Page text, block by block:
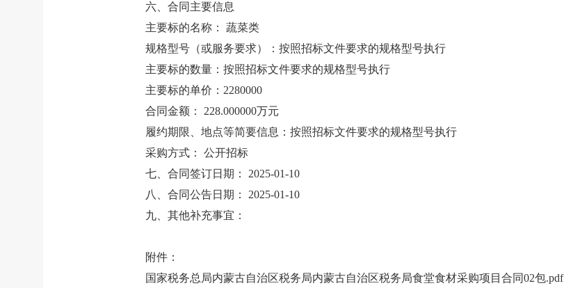
六、合同主要信息
主要标的名称：
蔬菜类
规格型号（或服务要求）：按照招标文件要求的规格型号执行
主要标的数量：按照招标文件要求的规格型号执行
主要标的单价： 2280000
合同金额：
228.000000万元
履约期限、地点等简要信息：按照招标文件要求的规格型号执行
采购方式：
公开招标
七、合同签订日期：
2025-01-10
八、合同公告日期：
2025-01-10
九、其他补充事宜：
附件：
国家税务总局内蒙古自治区税务局内蒙古自治区税务局食堂食材采购项目合同02包.pdf